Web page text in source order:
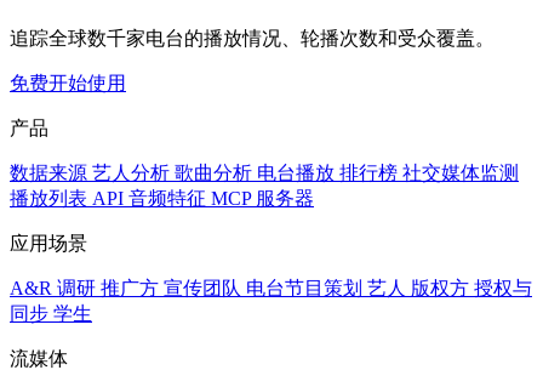
追踪全球数千家电台的播放情况、轮播次数和受众覆盖。
免费开始使用
产品
数据来源 艺人分析 歌曲分析 电台播放 排行榜 社交媒体监测
播放列表 API 音频特征 MCP 服务器
应用场景
A&R 调研 推广方 宣传团队 电台节目策划 艺人 版权方 授权与
同步 学生
流媒体